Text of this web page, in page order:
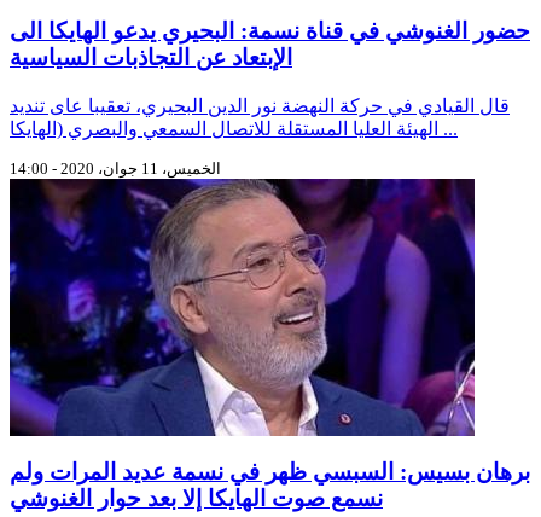
حضور الغنوشي في قناة نسمة: البحيري يدعو الهايكا الى
الإبتعاد عن التجاذبات السياسية
قال القيادي في حركة النهضة نور الدين البحيري، تعقيبا عاى تنديد
الهيئة العليا المستقلة للاتصال السمعي والبصري (الهايكا ...
الخميس، 11 جوان، 2020 - 14:00
برهان بسيس: السبسي ظهر في نسمة عديد المرات ولم
نسمع صوت الهايكا إلا بعد حوار الغنوشي